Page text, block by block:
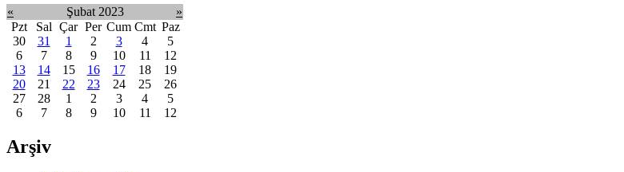
« Şubat 2023
»
Pzt
Sal Çar Per Cum Cmt Paz
30
31 1 2 3 4
5
6
7 8 9 10 11
12
13
14 15 16 17 18
19
20
21 22 23 24 25
26
27
28 1 2 3 4
5
6
7 8 9 10 11 12
Arşiv